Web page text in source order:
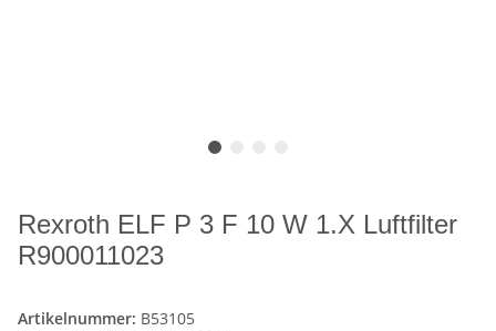
Rexroth ELF P 3 F 10 W 1.X Luftfilter
R900011023
Artikelnummer: B53105